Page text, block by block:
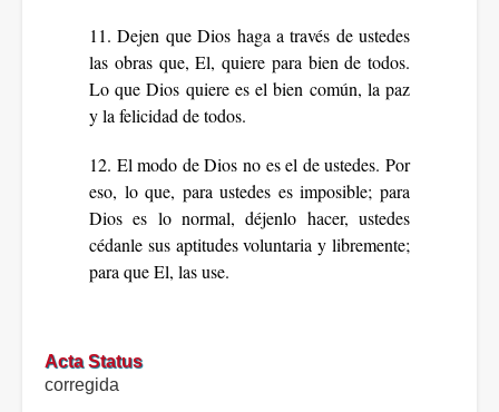
11. Dejen que Dios haga a través de ustedes
las obras que, El, quiere para bien de todos.
Lo que Dios quiere es el bien común, la paz
y la felicidad de todos.
12. El modo de Dios no es el de ustedes. Por
eso, lo que, para ustedes es imposible; para
Dios es lo normal, déjenlo hacer, ustedes
cédanle sus aptitudes voluntaria y libremente;
para que El, las use.
Acta Status
corregida